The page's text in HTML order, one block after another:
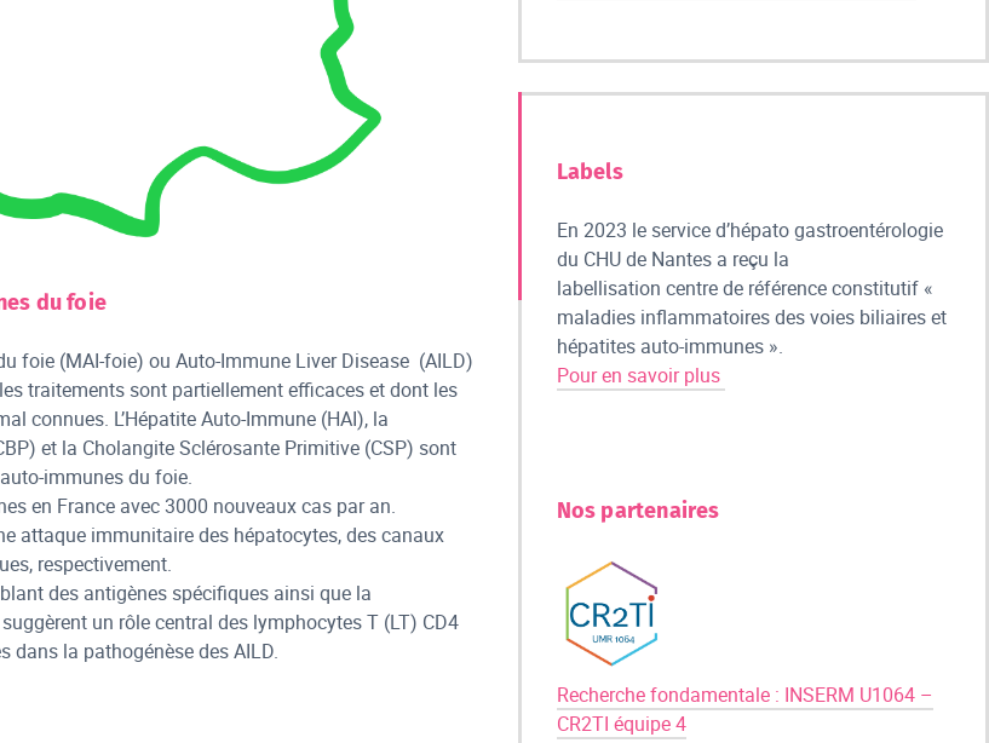
du foie
foie (MAI-foie) ou Auto-Immune Liver Disease (AILD)
traitements sont partiellement efficaces et dont les
connues. L’Hépatite Auto-Immune (HAI), la
et la Cholangite Sclérosante Primitive (CSP) sont
immunes du foie.
en France avec 3000 nouveaux cas par an.
attaque immunitaire des hépatocytes, des canaux
respectivement.
des antigènes spécifiques ainsi que la
un rôle central des lymphocytes T (LT) CD4
dans la pathogénèse des AILD.
Labels
En 2023 le service d’hépato gastroentérologie
du CHU de Nantes a reçu la
labellisation centre de référence constitutif «
maladies inflammatoires des voies biliaires et
hépatites auto-immunes ».
Pour en savoir plus
Nos partenaires
Recherche fondamentale : INSERM U1064 –
CR2TI équipe 4